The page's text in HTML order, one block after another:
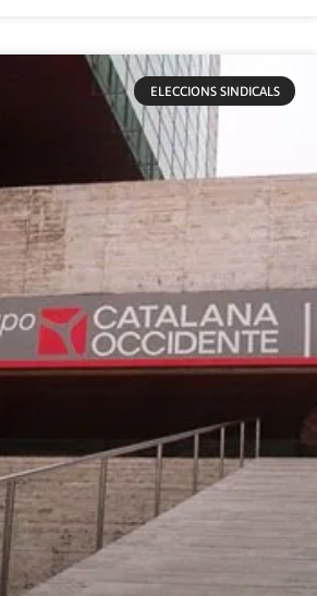
ELECCIONS SINDICALS